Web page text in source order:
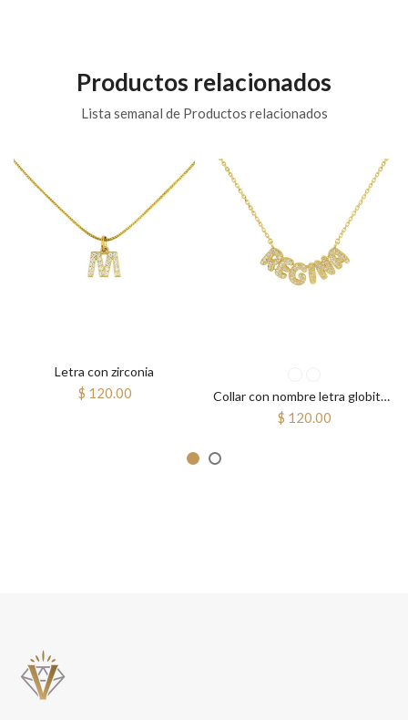
Productos relacionados
Lista semanal de Productos relacionados
Letra con zirconia
$ 120.00 Collar con nombre letra globito mini con piedra
$ 120.00